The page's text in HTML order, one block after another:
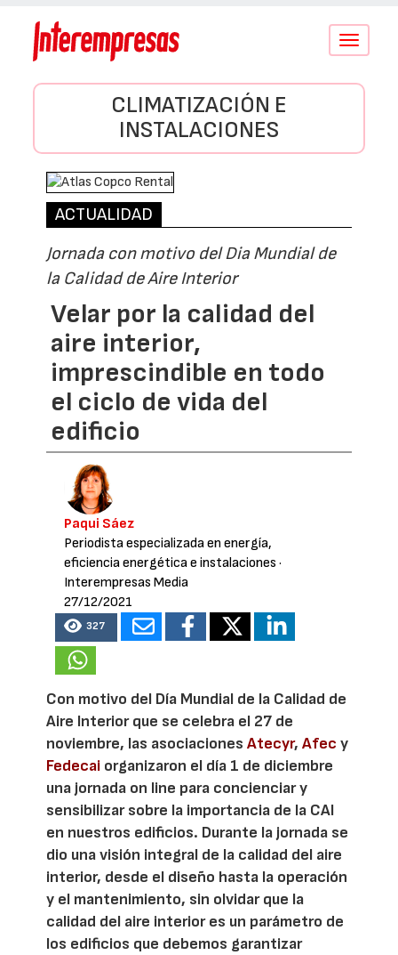
Conmutar
CLIMATIZACIÓN E
INSTALACIONES
ACTUALIDAD
Jornada con motivo del Dia Mundial de
la Calidad de Aire Interior
Velar por la calidad del
aire interior,
imprescindible en todo
el ciclo de vida del
edificio
Paqui Sáez
Periodista especializada en energía,
eficiencia energética e instalaciones ·
Interempresas Media
27/12/2021
327
Con motivo del Día Mundial de la Calidad de
Aire Interior que se celebra el 27 de
noviembre, las asociacionesAtecyr,Afec y
Fedecai organizaron el día 1 de diciembre
una jornada on line para concienciar y
sensibilizar sobre la importancia de la CAI
en nuestros edificios. Durante la jornada se
dio una visión integral de la calidad del aire
interior, desde el diseño hasta la operación
y el mantenimiento, sin olvidar que la
calidad del aire interior es un parámetro de
los edificios que debemos garantizar